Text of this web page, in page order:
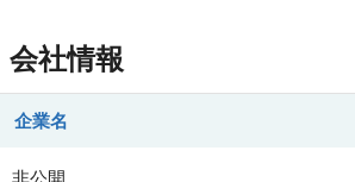
会社情報
企業名
非公開